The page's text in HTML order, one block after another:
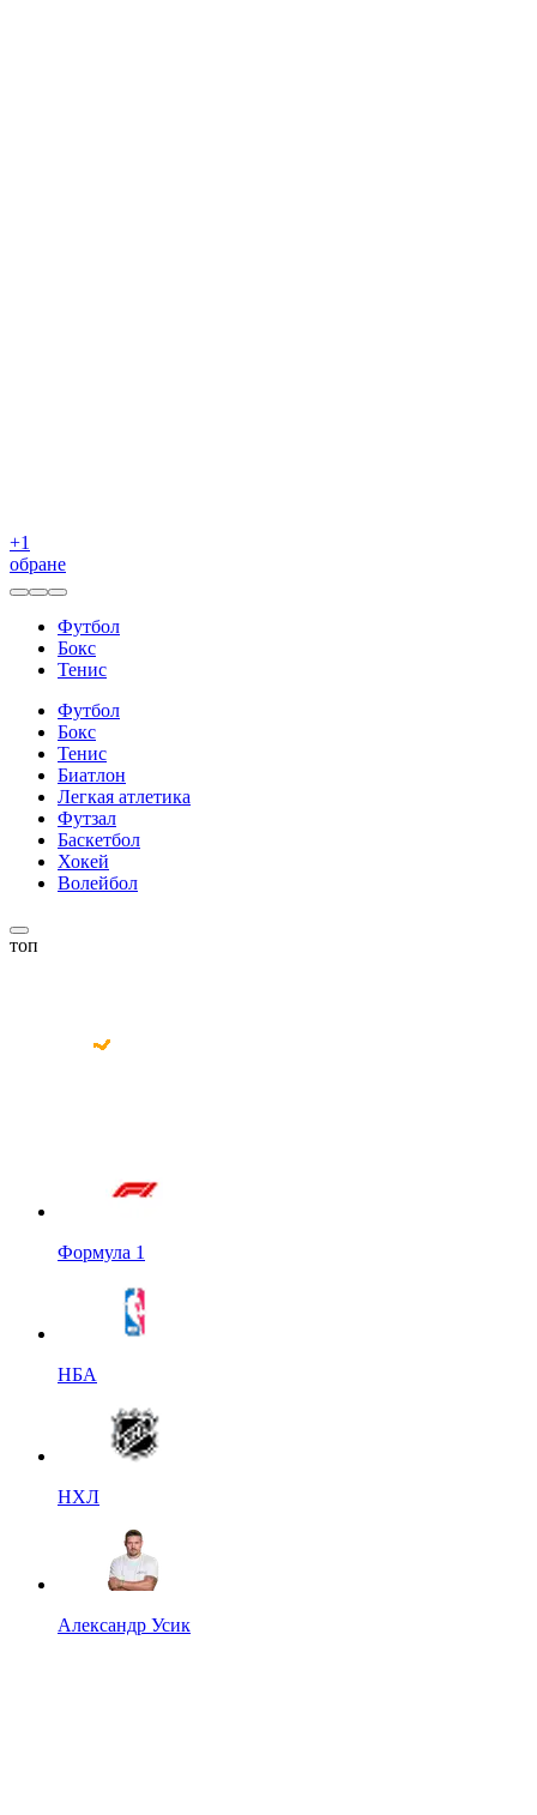
+1
обране
Футбол
Бокс
Тенис
Футбол
Бокс
Тенис
Биатлон
Легкая атлетика
Футзал
Баскетбол
Хокей
Волейбол
топ
Формула 1
НБА
НХЛ
Александр Усик